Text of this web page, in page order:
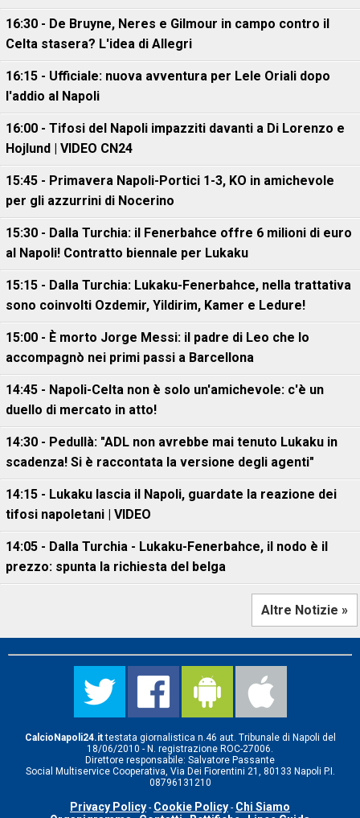
16:30 - De Bruyne, Neres e Gilmour in campo contro il
Celta stasera? L'idea di Allegri
16:15 - Ufficiale: nuova avventura per Lele Oriali dopo
l'addio al Napoli
16:00 - Tifosi del Napoli impazziti davanti a Di Lorenzo e
Hojlund | VIDEO CN24
15:45 - Primavera Napoli-Portici 1-3, KO in amichevole
per gli azzurrini di Nocerino
15:30 - Dalla Turchia: il Fenerbahce offre 6 milioni di euro
al Napoli! Contratto biennale per Lukaku
15:15 - Dalla Turchia: Lukaku-Fenerbahce, nella trattativa
sono coinvolti Ozdemir, Yildirim, Kamer e Ledure!
15:00 - È morto Jorge Messi: il padre di Leo che lo
accompagnò nei primi passi a Barcellona
14:45 - Napoli-Celta non è solo un'amichevole: c'è un
duello di mercato in atto!
14:30 - Pedullà: "ADL non avrebbe mai tenuto Lukaku in
scadenza! Si è raccontata la versione degli agenti"
14:15 - Lukaku lascia il Napoli, guardate la reazione dei
tifosi napoletani | VIDEO
14:05 - Dalla Turchia - Lukaku-Fenerbahce, il nodo è il
prezzo: spunta la richiesta del belga
Altre Notizie »
CalcioNapoli24.ittestata giornalistica n.46 aut. Tribunale di Napoli del
18/06/2010 - N. registrazione ROC-27006.
Direttore responsabile: Salvatore Passante
Social Multiservice Cooperativa, Via Dei Fiorentini 21, 80133 Napoli P.I.
08796131210
Privacy Policy - Cookie Policy - Chi Siamo